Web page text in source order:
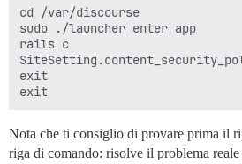
cd /var/discourse
sudo ./launcher enter app
rails c
exit
Nota che ti consiglio di provare prima il
riga di comando: risolve il problema